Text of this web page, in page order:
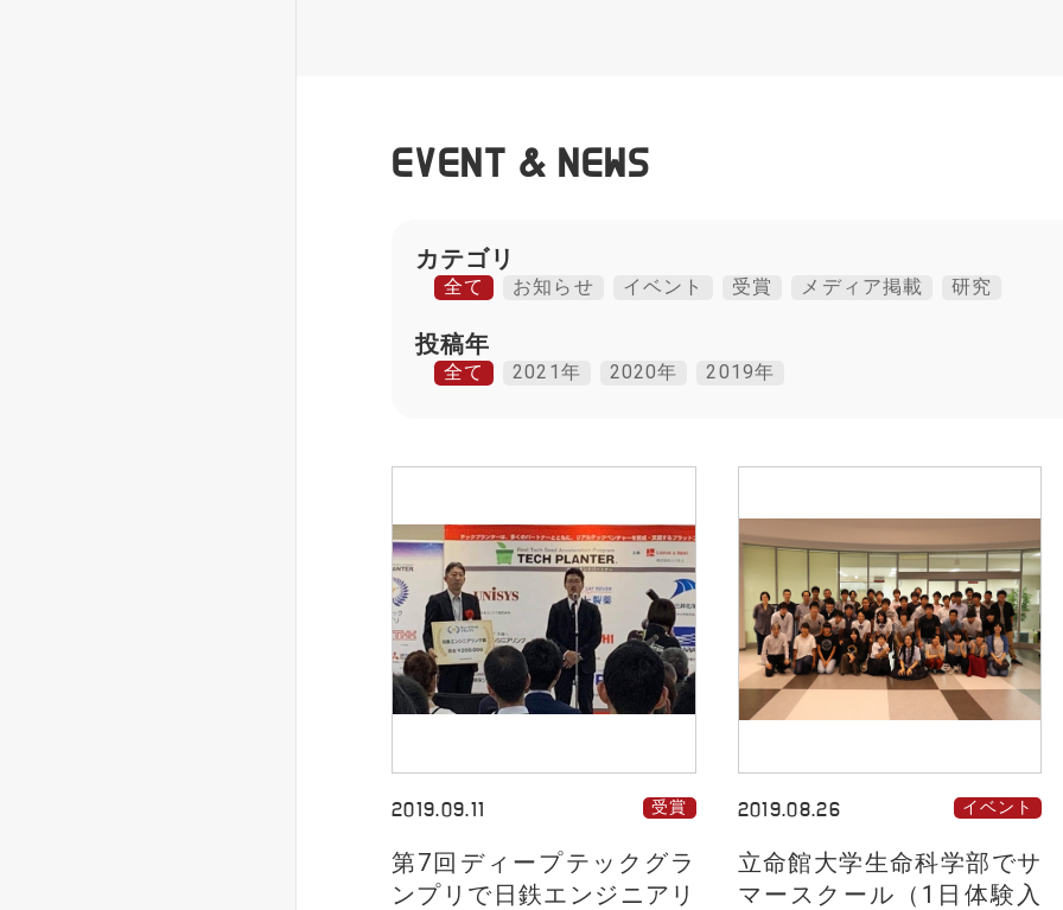
EVENT & NEWS
カテゴリ
全て お知らせ イベント 受賞 メディア掲載 研究
投稿年
全て 2021年 2020年 2019年
2019.09.11 受賞
第7回ディープテックグラ
ンプリで日鉄エンジニアリ
2019.08.26 イベント
立命館大学生命科学部でサ
マースクール（1日体験入